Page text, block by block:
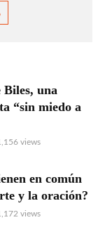
Biles, una
“sin miedo a
views
en común
y la oración?
views